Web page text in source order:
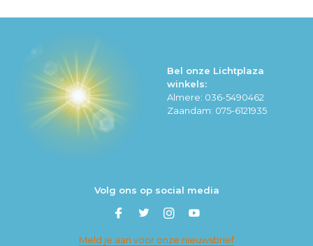
Bel onze Lichtplaza
winkels:
Almere: 036-5490462
Zaandam: 075-6121935
Volg ons op social media
Meld je aan voor onze nieuwsbrief